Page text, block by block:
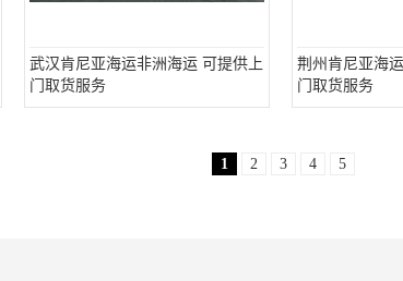
武汉肯尼亚海运非洲海运 可提供上
门取货服务
荆州肯尼亚海
门取货服务
1 2 3 4 5